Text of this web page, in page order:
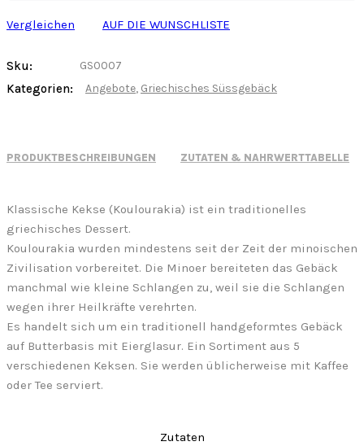
Vergleichen AUF DIE WUNSCHLISTE
Sku: GS0007
Kategorien: Angebote, Griechisches Süssgebäck
PRODUKTBESCHREIBUNGEN ZUTATEN & NÄHRWERTTABELLE
Klassische Kekse (Koulourakia) ist ein traditionelles
griechisches Dessert.
Koulourakia wurden mindestens seit der Zeit der minoischen
Zivilisation vorbereitet. Die Minoer bereiteten das Gebäck
manchmal wie kleine Schlangen zu, weil sie die Schlangen
wegen ihrer Heilkräfte verehrten.
Es handelt sich um ein traditionell handgeformtes Gebäck
auf Butterbasis mit Eierglasur. Ein Sortiment aus 5
verschiedenen Keksen. Sie werden üblicherweise mit Kaffee
oder Tee serviert.
Zutaten